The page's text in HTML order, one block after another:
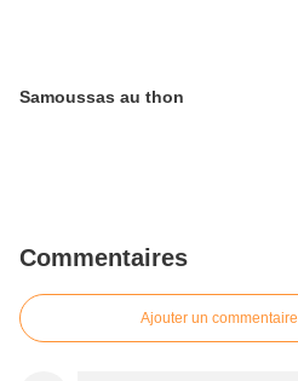
Samoussas au thon
Commentaires
Ajouter un commentaire